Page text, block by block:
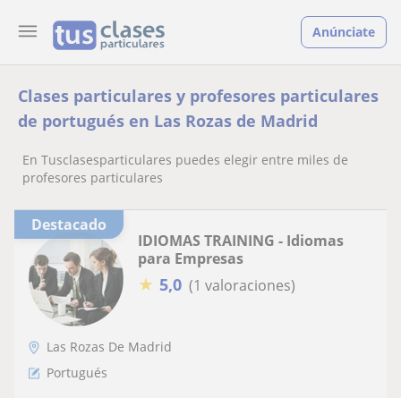
Anúnciate
Clases particulares y profesores particulares
de portugués en Las Rozas de Madrid
En Tusclasesparticulares puedes elegir entre miles de
profesores particulares
Destacado
IDIOMAS TRAINING - Idiomas
para Empresas
★ 5,0 (1 valoraciones)
Las Rozas De Madrid
Portugués